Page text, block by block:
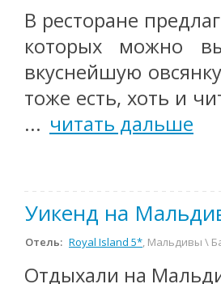
В ресторане
которых можно
вкуснейшую
тоже есть, хоть и
... читать дальше
Уикенд на
Отель: Royal Island 5*, Мальдивы \
Отдыхали на